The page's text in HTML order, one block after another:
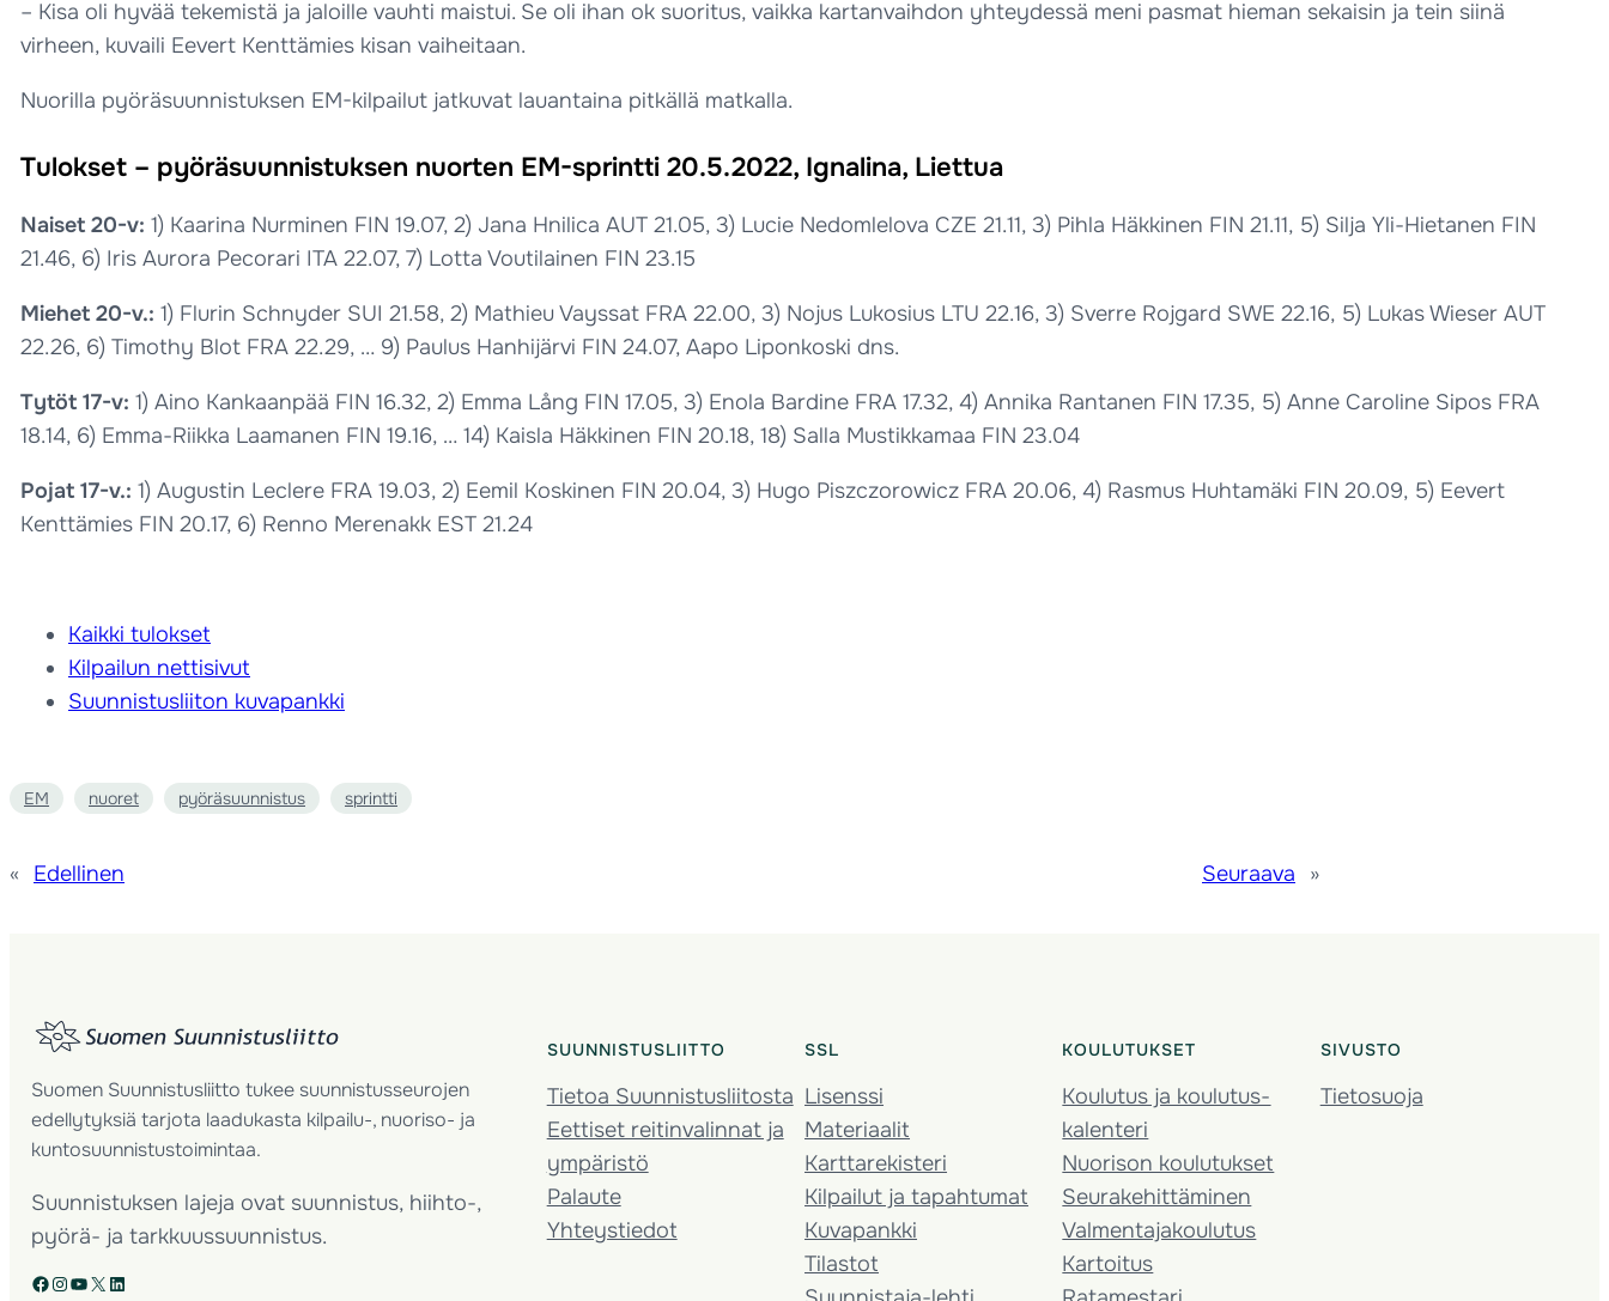
– Kisa oli hyvää tekemistä ja jaloille vauhti maistui. Se oli ihan ok suoritus, vaikka kartanvaihdon yhteydessä meni pasmat hieman sekaisin ja tein siinä
virheen, kuvaili Eevert Kenttämies kisan vaiheitaan.
Nuorilla pyöräsuunnistuksen EM-kilpailut jatkuvat lauantaina pitkällä matkalla.
Tulokset – pyöräsuunnistuksen nuorten EM-sprintti 20.5.2022, Ignalina, Liettua
Naiset 20-v: 1) Kaarina Nurminen FIN 19.07, 2) Jana Hnilica AUT 21.05, 3) Lucie Nedomlelova CZE 21.11, 3) Pihla Häkkinen FIN 21.11, 5) Silja Yli-Hietanen FIN
21.46, 6) Iris Aurora Pecorari ITA 22.07, 7) Lotta Voutilainen FIN 23.15
Miehet 20-v.: 1) Flurin Schnyder SUI 21.58, 2) Mathieu Vayssat FRA 22.00, 3) Nojus Lukosius LTU 22.16, 3) Sverre Rojgard SWE 22.16, 5) Lukas Wieser AUT
22.26, 6) Timothy Blot FRA 22.29, … 9) Paulus Hanhijärvi FIN 24.07, Aapo Liponkoski dns.
Tytöt 17-v: 1) Aino Kankaanpää FIN 16.32, 2) Emma Lång FIN 17.05, 3) Enola Bardine FRA 17.32, 4) Annika Rantanen FIN 17.35, 5) Anne Caroline Sipos FRA
18.14, 6) Emma-Riikka Laamanen FIN 19.16, … 14) Kaisla Häkkinen FIN 20.18, 18) Salla Mustikkamaa FIN 23.04
Pojat 17-v.: 1) Augustin Leclere FRA 19.03, 2) Eemil Koskinen FIN 20.04, 3) Hugo Piszczorowicz FRA 20.06, 4) Rasmus Huhtamäki FIN 20.09, 5) Eevert
Kenttämies FIN 20.17, 6) Renno Merenakk EST 21.24
Kaikki tulokset
Kilpailun nettisivut
Suunnistusliiton kuvapankki
EM nuoret pyöräsuunnistus sprintti
« Edellinen Seuraava »
Suomen Suunnistusliitto tukee suunnistusseurojen
edellytyksiä tarjota laadukasta kilpailu-, nuoriso- ja
kuntosuunnistustoimintaa.
Suunnistuksen lajeja ovat suunnistus, hiihto-,
pyörä- ja tarkkuussuunnistus.
Facebook Instagram YouTube X LinkedIn
SUUNNISTUSLIITTO
Tietoa Suunnistusliitosta
Eettiset reitinvalinnat ja
ympäristö
Palaute
Yhteystiedot
SSL
Lisenssi
Materiaalit
Karttarekisteri
Kilpailut ja tapahtumat
Kuvapankki
Tilastot
KOULUTUKSET
Koulutus ja koulutus­
kalenteri
Nuorison koulutukset
Seura­kehittäminen
Valmentaja­koulutus
Kartoitus
SIVUSTO
Tietosuoja